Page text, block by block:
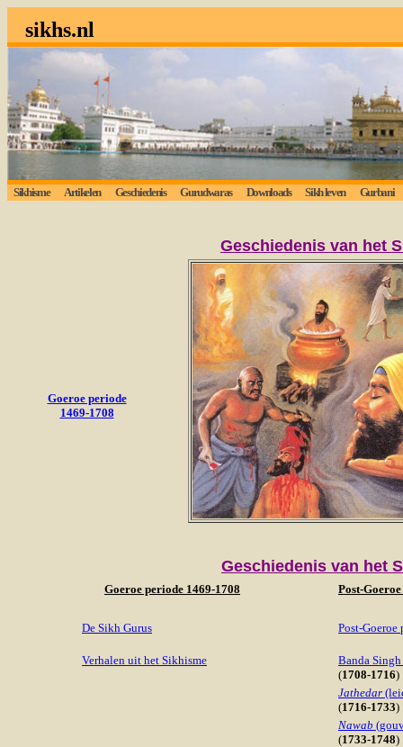
sikhs.nl
Sikhisme Artikelen Geschiedenis Gurudwaras Downloads Sikh leven Gurbani
Geschiedenis van het
Goeroe periode
1469-1708
Geschiedenis van het
Goeroe periode 1469-1708 Post-
De Sikh Gurus Post-Goeroe
Verhalen uit het Sikhisme
Banda
(1708-1716)
Jathedar
(1716-1733)
Nawab
(1733-1748)